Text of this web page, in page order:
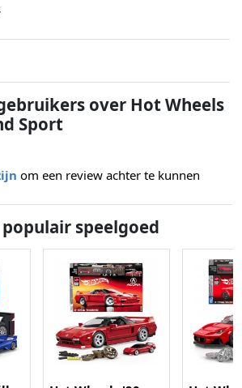
over Hot Wheels
Sport
om een review achter te kunnen
speelgoed